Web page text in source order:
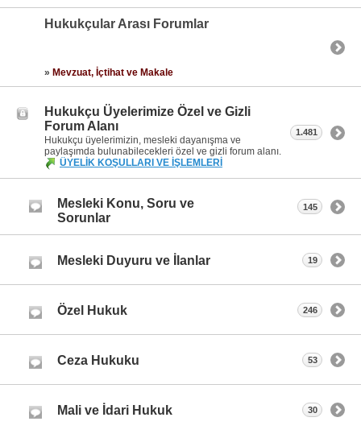
Hukukçular Arası Forumlar
» Mevzuat, İçtihat ve Makale
Hukukçu Üyelerimize Özel ve Gizli
Forum Alanı
Hukukçu üyelerimizin, mesleki dayanışma ve
paylaşımda bulunabilecekleri özel ve gizli forum alanı.
ÜYELİK KOŞULLARI VE İŞLEMLERİ
1.481
Mesleki Konu, Soru ve
Sorunlar
145
Mesleki Duyuru ve İlanlar 19
Özel Hukuk 246
Ceza Hukuku 53
Mali ve İdari Hukuk 30